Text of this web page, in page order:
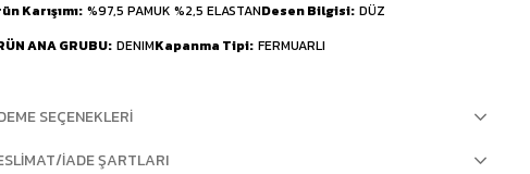
Karışımı %97,5 PAMUK %2,5 ELASTANDesen Bilgisi DÜZ
ANA GRUBU DENIMKapanma Tipi FERMUARLI
SEÇENEKLERI
İADE ŞARTLARI